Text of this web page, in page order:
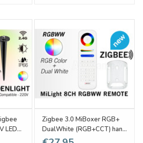
LED
Zigbee 3.0 MiBoxer RGB+
DualWhite (RGB+CCT) hand
afstandsbediening, 7-zones,